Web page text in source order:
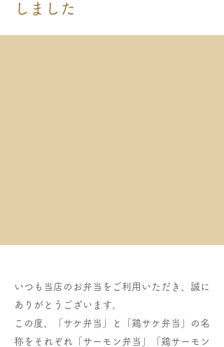
しました
いつも当店のお弁当をご利用いただき、誠に
ありがとうございます。
この度、「サケ弁当」と「鶏サケ弁当」の名
称をそれぞれ「サーモン弁当」「鶏サーモン